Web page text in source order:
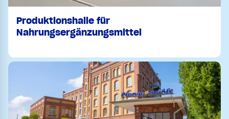
Produktionshalle für
Nahrungsergänzungsmittel